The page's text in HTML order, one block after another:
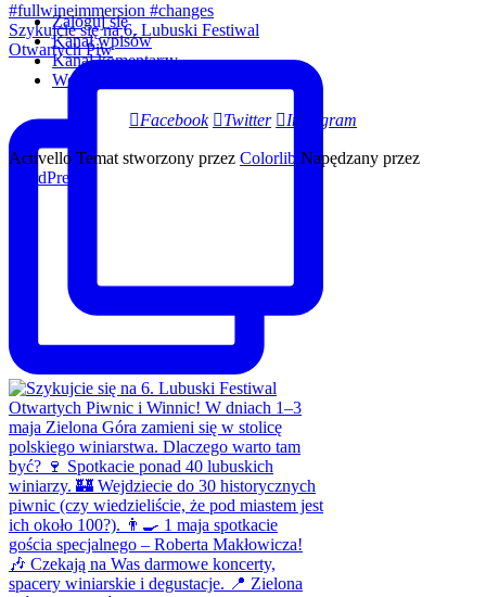
Szykujcie się na 6. Lubuski Festiwal
Otwartych Piw
Zaloguj się
Kanał wpisów
Kanał komentarzy
WordPress.org
Facebook Twitter Instagram
Activello Temat stworzony przez Colorlib Napędzany przez
WordPress